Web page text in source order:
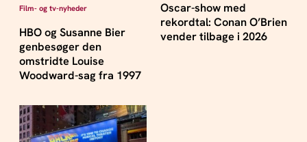
Film- og tv-nyheder
HBO og Susanne Bier
genbesøger den
omstridte Louise
Woodward-sag fra 1997
Oscar-show med
rekordtal: Conan O’Brien
vender tilbage i 2026